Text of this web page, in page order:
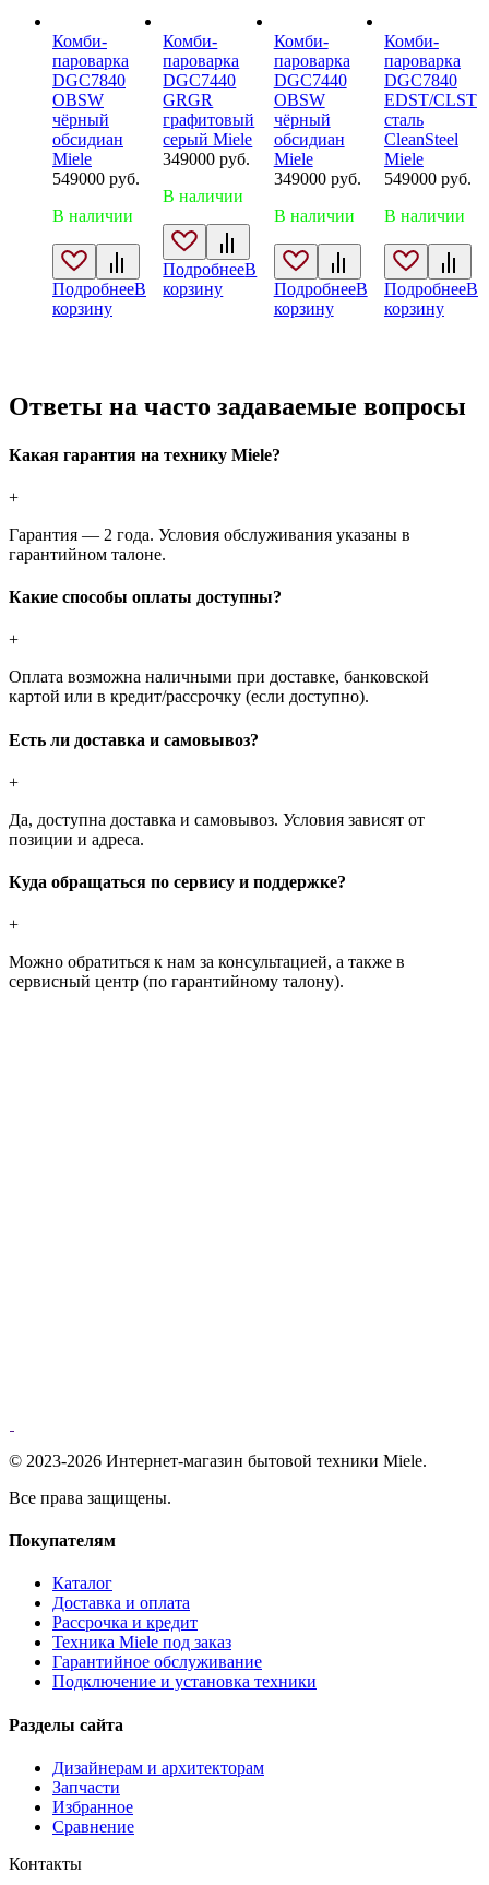
Комби-
пароварка
DGC7840
OBSW
чёрный
обсидиан
Miele
549000 руб.
В наличии
ПодробнееВ
корзину
Комби-
пароварка
DGC7440
GRGR
графитовый
серый Miele
349000руб.
В наличии
ПодробнееВ
корзину
Комби-
пароварка
DGC7440
OBSW
чёрный
обсидиан
Miele
349000 руб.
В наличии
ПодробнееВ
корзину
Комби-
пароварка
DGC7840
EDST/CLST
сталь
CleanSteel
Miele
549000 руб.
В наличии
ПодробнееВ
корзину
Ответы на часто задаваемые вопросы
Какая гарантия на технику Miele?
+
Гарантия — 2 года. Условия обслуживания указаны в
гарантийном талоне.
Какие способы оплаты доступны?
+
Оплата возможна наличными при доставке, банковской
картой или в кредит/рассрочку (если доступно).
Есть ли доставка и самовывоз?
+
Да, доступна доставка и самовывоз. Условия зависят от
позиции и адреса.
Куда обращаться по сервису и поддержке?
+
Можно обратиться к нам за консультацией, а также в
сервисный центр (по гарантийному талону).
© 2023-2026 Интернет-магазин бытовой техники Miele.
Все права защищены.
Покупателям
Каталог
Доставка и оплата
Рассрочка и кредит
Техника Miele под заказ
Гарантийное обслуживание
Подключение и установка техники
Разделы сайта
Дизайнерам и архитекторам
Запчасти
Избранное
Сравнение
Контакты